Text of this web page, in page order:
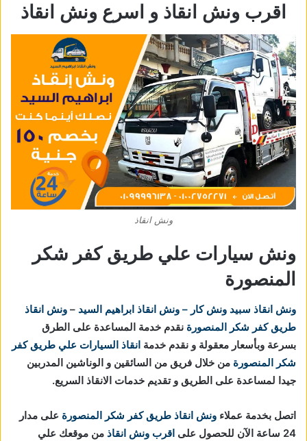
اقرب ونش انقاذ و اسرع ونش انقاذ
ونش انقاذ
ونش سيارات علي طريق كفر شكر
المنصورة
ونش انقاذ سبيد ونش كار – ونش انقاذ ابراهيم السيد – ونش انقاذ
طريق كفر شكر المنصورة نقدم خدمة المساعدة على الطرق
بسرعة وبأسعار معقولة و نقدم خدمة انقاذ السيارات علي طريق كفر
شكر المنصورة من خلال فريق من السائقين و الوناشين المدربين
جيدا لمساعدة على الطريق و تقديم خدمات الانقاذ السريع.
اتصل بخدمة عملاء ونش انقاذ طريق كفر شكر المنصورة على مدار
24 ساعة الآن للحصول على
اقرب ونش انقاذ من موقعك علي